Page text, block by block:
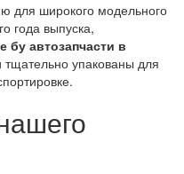
для широкого модельного
года выпуска,
бу автозапчасти в
упакованы для